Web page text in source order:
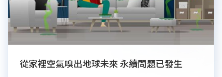
從家裡空氣嗅出地球未來 永續問題已發生